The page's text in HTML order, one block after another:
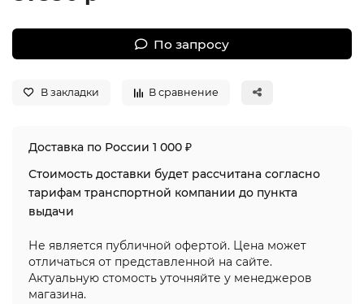
По запросу
В закладки В сравнение
Доставка по России 1 000 ₽
Стоимость доставки будет рассчитана согласно
тарифам транспортной компании до пункта
выдачи
Не является публичной офертой. Цена может
отличаться от представленной на сайте.
Актуальную стомость уточняйте у менеджеров
магазина.